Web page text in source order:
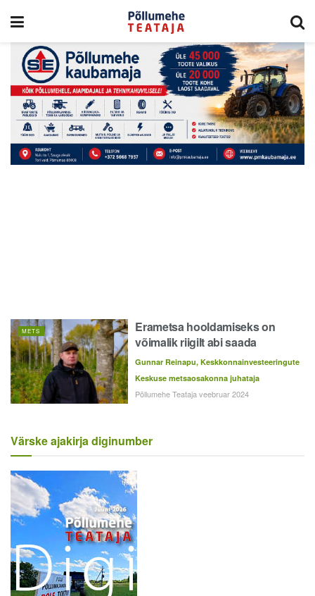
METS
Erametsa hooldamiseks on
võimalik riigilt abi saada
Gunnar Reinapu, Keskkonnainvesteeringute
Keskuse metsaosakonna juhataja
Põllumehe Teataja veebruar 2024
Värske ajakirja diginumber